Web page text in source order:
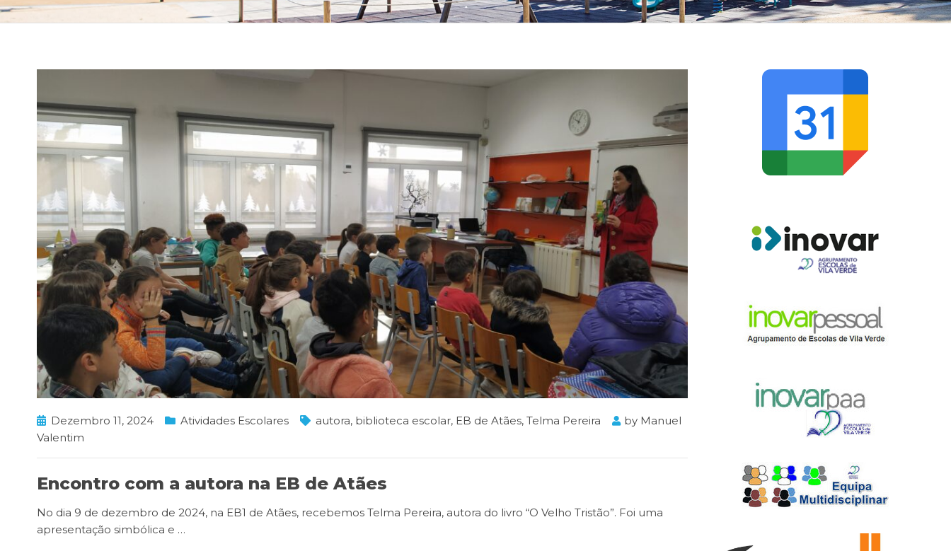
Dezembro 11, 2024 Atividades Escolares autora, biblioteca escolar, EB de Atães, Telma Pereira by Manuel
Valentim
Encontro com a autora na EB de Atães
No dia 9 de dezembro de 2024, na EB1 de Atães, recebemos Telma Pereira, autora do livro “O Velho Tristão”. Foi uma
apresentação simbólica e …